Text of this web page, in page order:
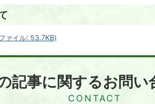
ァイル: 53.7KB)
記事に関するお問い